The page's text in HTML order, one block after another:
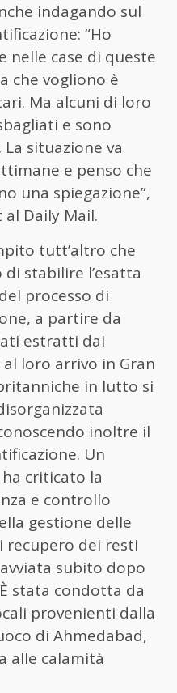
indagando sul
“Ho
nelle case di queste
che vogliono è
Ma alcuni di loro
e sono
situazione va
e penso che
una spiegazione”,
Daily Mail.
tutt’altro che
stabilire l’esatta
processo di
a partire da
estratti dai
loro arrivo in Gran
in lutto si
inoltre il
Un
criticato la
e controllo
gestione delle
recupero dei resti
subito dopo
stata condotta da
provenienti dalla
di Ahmedabad,
alle calamità